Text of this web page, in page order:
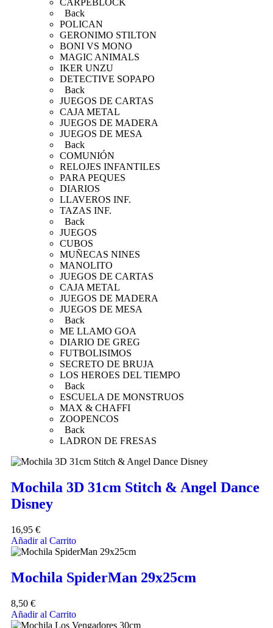
CARPEBLOCK
Back
POLICAN
GERONIMO STILTON
BONI VS MONO
MAGIC ANIMALS
IKER UNZU
DETECTIVE SOPAPO
Back
JUEGOS DE CARTAS
CAJA METAL
JUEGOS DE MADERA
JUEGOS DE MESA
Back
COMUNIÓN
RELOJES INFANTILES
PARA PEQUES
DIARIOS
LLAVEROS INF.
TAZAS INF.
Back
JUEGOS
CUBOS
MUÑECAS NINES
MANOLITO
JUEGOS DE CARTAS
CAJA METAL
JUEGOS DE MADERA
JUEGOS DE MESA
Back
ME LLAMO GOA
DIARIO DE GREG
FUTBOLISIMOS
SECRETO DE BRUJA
LOS HEROES DEL TIEMPO
Back
ESCUELA DE MONSTRUOS
MAX & CHAFFI
ZOOPENCOS
Back
LADRON DE FRESAS
Mochila 3D 31cm Stitch & Angel Dance
Disney
16,95 €
Añadir al Carrito
Mochila SpiderMan 29x25cm
8,50 €
Añadir al Carrito